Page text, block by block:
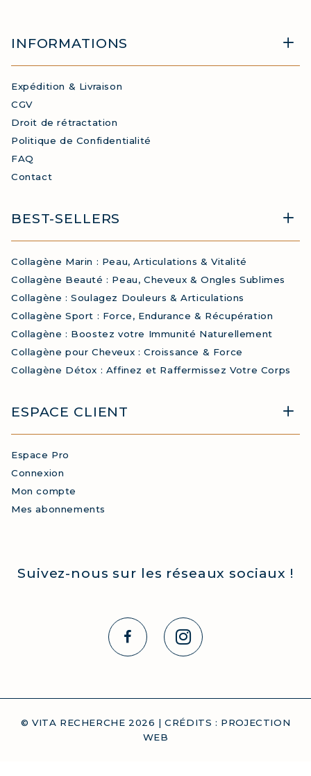
INFORMATIONS
Expédition & Livraison
CGV
Droit de rétractation
Politique de Confidentialité
FAQ
Contact
BEST-SELLERS
Collagène Marin : Peau, Articulations & Vitalité
Collagène Beauté : Peau, Cheveux & Ongles Sublimes
Collagène : Soulagez Douleurs & Articulations
Collagène Sport : Force, Endurance & Récupération
Collagène : Boostez votre Immunité Naturellement
Collagène pour Cheveux : Croissance & Force
Collagène Détox : Affinez et Raffermissez Votre Corps
ESPACE CLIENT
Espace Pro
Connexion
Mon compte
Mes abonnements
Suivez-nous sur les réseaux sociaux !
© VITA RECHERCHE 2026 | CRÉDITS : PROJECTION
WEB